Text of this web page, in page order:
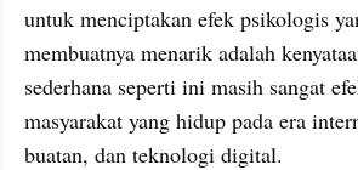
untuk menciptakan efek psikologis
membuatnya menarik adalah
sederhana seperti ini masih sangat
masyarakat yang hidup pada era
buatan, dan teknologi digital.